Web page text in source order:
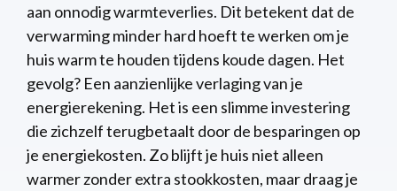
aan onnodig warmteverlies. Dit betekent dat de
verwarming minder hard hoeft te werken om je
huis warm te houden tijdens koude dagen. Het
gevolg? Een aanzienlijke verlaging van je
energierekening. Het is een slimme investering
die zichzelf terugbetaalt door de besparingen op
je energiekosten. Zo blijft je huis niet alleen
warmer zonder extra stookkosten, maar draag je